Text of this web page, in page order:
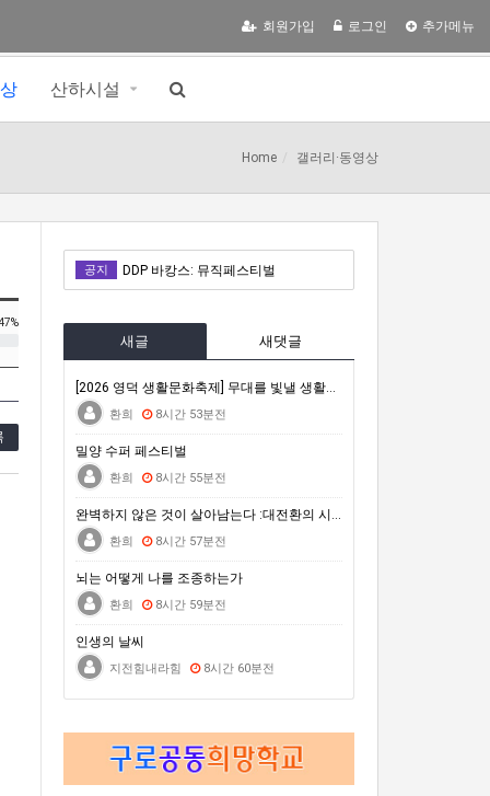
회원가입 로그인 추가메뉴
산하시설
Home 갤러리·동영상
공지 DDP 바캉스: 뮤직페스티벌
2026 차세대전문예술활동지원 <내일의 예술가> 시민심사단 모집(모집 완료 시까지)
밀양 수퍼 페스티벌
DDP 바캉스: 뮤직페스티벌
거문도백도 은빛바다체험행사
새글 새댓글
[2026 영덕 생활문화축제] 무대를 빛낼 생활문화 공…
환희 8시간 53분전
밀양 수퍼 페스티벌
환희 8시간 55분전
완벽하지 않은 것이 살아남는다 :대전환의 시대를 건너는…
환희 8시간 57분전
뇌는 어떻게 나를 조종하는가
환희 8시간 59분전
인생의 날씨
지전힘내라힘 8시간 60분전